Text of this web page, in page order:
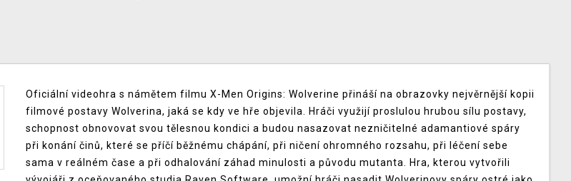
Oficiální videohra s námětem filmu X-Men Origins: Wolverine přináší na obrazovky nejvěrnější kopii
filmové postavy Wolverina, jaká se kdy ve hře objevila. Hráči využijí proslulou hrubou sílu postavy,
schopnost obnovovat svou tělesnou kondici a budou nasazovat nezničitelné adamantiové spáry
při konání činů, které se příčí běžnému chápání, při ničení ohromného rozsahu, při léčení sebe
sama v reálném čase a při odhalování záhad minulosti a původu mutanta. Hra, kterou vytvořili